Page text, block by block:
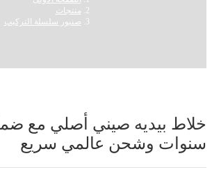
منتجات
صنبور سلسلة التركيب
سنوات وشحن عالمي سريع